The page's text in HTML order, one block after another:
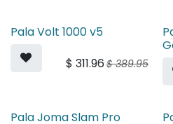
Pala Volt 1000 v5
$ 311.96 $389.95
Pala Joma Slam Pro